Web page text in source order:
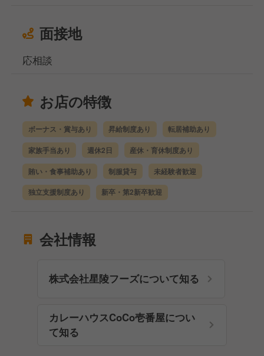
面接地
応相談
お店の特徴
ボーナス・賞与あり 昇給制度あり 転居補助あり
家族手当あり 週休2日 産休・育休制度あり
賄い・食事補助あり 制服貸与 未経験者歓迎
独立支援制度あり 新卒・第2新卒歓迎
会社情報
株式会社星陵フーズについて知る
カレーハウスCoCo壱番屋につい
て知る